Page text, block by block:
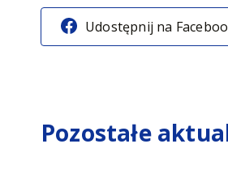
Udostępnij na
Pozostałe